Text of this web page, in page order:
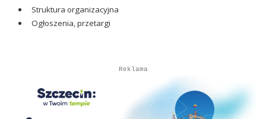
Struktura organizacyjna
Ogłoszenia, przetargi
Reklama
Autopromocja